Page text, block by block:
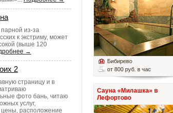
Бибирево
от 800 руб. в час
Сауна «Милашка» в
Лефортово
из-за
к экстриму, может
(выше 120
→
2
страницу и в
фото бань, читаю
услуг,
расположение